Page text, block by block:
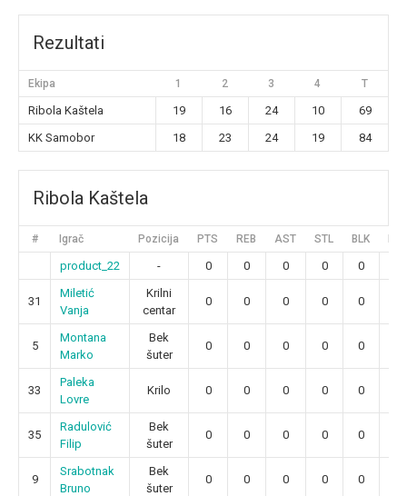
Rezultati
Ekipa 1 2 3 4 T
Ribola Kaštela 19 16 24 10
69
KK Samobor
18 23 24 19 84
Ribola Kaštela
# Igrač Pozicija PTS REB AST STL BLK
product_22 - 0 0 0 0 0
31
Miletić
Vanja
Krilni
centar
0 0 0 0 0
5
Montana
Marko
Bek
šuter
0 0 0 0 0
33
Paleka
Lovre
Krilo 0 0 0 0 0
35
Radulović
Filip
Bek
šuter
0 0 0 0 0
9
Srabotnak
Bruno
Bek
šuter
0 0 0 0 0